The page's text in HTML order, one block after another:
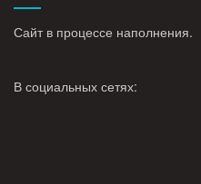
Сайт в процессе наполнения.
В социальных сетях: